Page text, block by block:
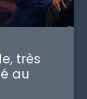
très
au